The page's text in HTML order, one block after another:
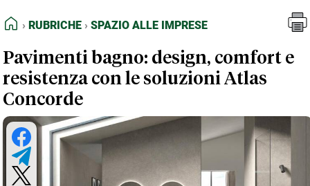
FEED RSS
NORMATIVE DEONTOLOGICHE
TERMINI e CONDIZIONI
Rubriche
Spazio alle Imprese
HOME
RUBRICHE SPAZIO ALLE IMPRESE
Pavimenti bagno: design, comfort e
resistenza con le soluzioni Atlas
Concorde